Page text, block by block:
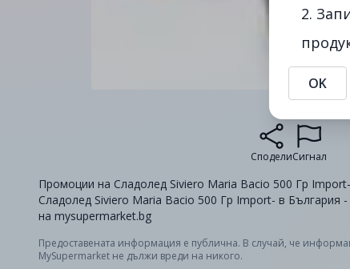
СподелиСигнал
Промоции на Сладолед Siviero Maria Bacio 500 Гр
Сладолед Siviero Maria Bacio 500 Гр Import- в България
на mysupermarket.bg
Предоставената информация е публична. В случай, че
MySupermarket не дължи вреди на никого.
2.
OK